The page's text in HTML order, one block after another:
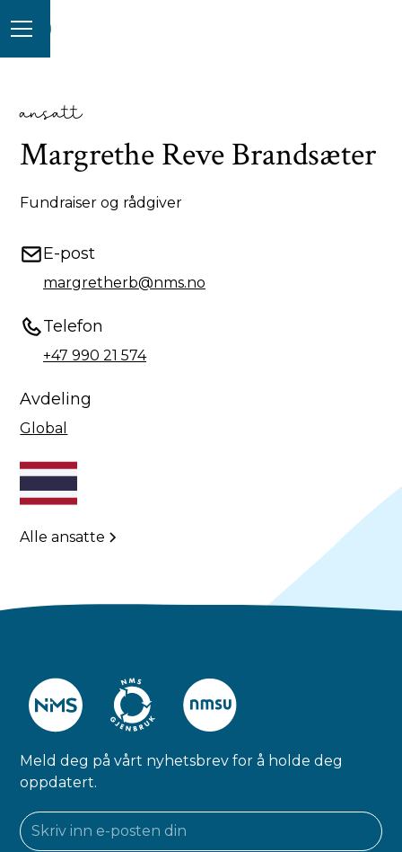
ansatt
Margrethe Reve Brandsæter
Fundraiser og rådgiver
E-post
margretherb@nms.no
Telefon
+47 990 21 574
Avdeling
Global
Alle ansatte
Meld deg på vårt nyhetsbrev for å holde deg
oppdatert.